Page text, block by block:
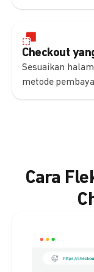
Checkout
Sesuaikan
metode
Cara